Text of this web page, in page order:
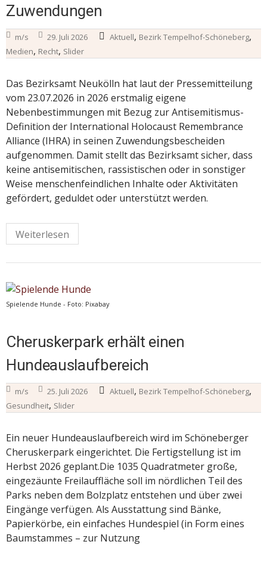
Zuwendungen
m/s 29. Juli 2026 Aktuell, Bezirk Tempelhof-Schöneberg,
Medien, Recht, Slider
Das Bezirksamt Neukölln hat laut der Pressemitteilung
vom 23.07.2026 in 2026 erstmalig eigene
Nebenbestimmungen mit Bezug zur Antisemitismus-
Definition der International Holocaust Remembrance
Alliance (IHRA) in seinen Zuwendungsbescheiden
aufgenommen. Damit stellt das Bezirksamt sicher, dass
keine antisemitischen, rassistischen oder in sonstiger
Weise menschenfeindlichen Inhalte oder Aktivitäten
gefördert, geduldet oder unterstützt werden.
Weiterlesen
Spielende Hunde - Foto: Pixabay
Cheruskerpark erhält einen
Hundeauslaufbereich
m/s 25. Juli 2026 Aktuell, Bezirk Tempelhof-Schöneberg,
Gesundheit, Slider
Ein neuer Hundeauslaufbereich wird im Schöneberger
Cheruskerpark eingerichtet. Die Fertigstellung ist im
Herbst 2026 geplant.Die 1035 Quadratmeter große,
eingezäunte Freilauffläche soll im nördlichen Teil des
Parks neben dem Bolzplatz entstehen und über zwei
Eingänge verfügen. Als Ausstattung sind Bänke,
Papierkörbe, ein einfaches Hundespiel (in Form eines
Baumstammes – zur Nutzung